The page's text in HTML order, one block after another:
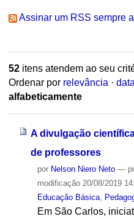
Assinar um RSS sempre
52itens atendem ao seu
Ordenar por relevância ·
alfabeticamente
A divulgação
de professores
por Nelson Niero Neto —
modificação20/08/2019
Educação Básica,
Em São Carlos,